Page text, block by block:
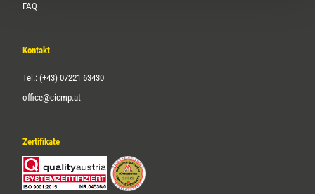
FAQ
Kontakt
Tel.: (+43) 07221 63430
office@cicmp.at
Zertifikate